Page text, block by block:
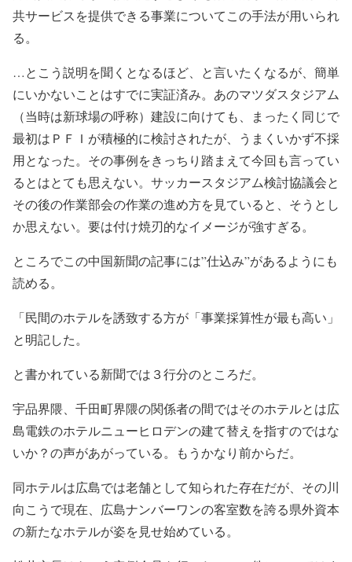
共サービスを提供できる事業についてこの手法が用いられ
る。
…とこう説明を聞くとなるほど、と言いたくなるが、簡単
にいかないことはすでに実証済み。あのマツダスタジアム
（当時は新球場の呼称）建設に向けても、まったく同じで
最初はＰＦＩが積極的に検討されたが、うまくいかず不採
用となった。その事例をきっちり踏まえて今回も言ってい
るとはとても思えない。サッカースタジアム検討協議会と
その後の作業部会の作業の進め方を見ていると、そうとし
か思えない。要は付け焼刃的なイメージが強すぎる。
ところでこの中国新聞の記事には”仕込み”があるようにも
読める。
「民間のホテルを誘致する方が「事業採算性が最も高い」
と明記した。
と書かれている新聞では３行分のところだ。
宇品界隈、千田町界隈の関係者の間ではそのホテルとは広
島電鉄のホテルニューヒロデンの建て替えを指すのではな
いか？の声があがっている。もうかなり前からだ。
同ホテルは広島では老舗として知られた存在だが、その川
向こうで現在、広島ナンバーワンの客室数を誇る県外資本
の新たなホテルが姿を見せ始めている。